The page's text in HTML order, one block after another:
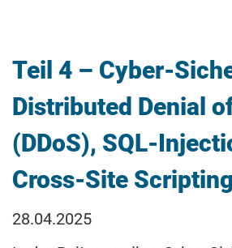
Teil 4 – Cyber-
Distributed Denial
(DDoS), SQL-
Cross-Site Scripting
28.04.2025